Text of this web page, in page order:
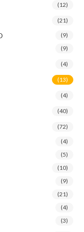
(12)
(21)
(9)
(9)
(4)
(13)
(4)
(40)
(72)
(4)
(5)
(10)
(9)
(21)
(4)
(3)